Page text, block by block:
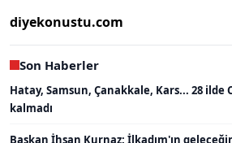
diyekonustu.com
Son Haberler
Hatay, Samsun, Çanakkale, Kars... 28 ilde
kalmadı
Başkan İhsan Kurnaz: İlkadım'ın